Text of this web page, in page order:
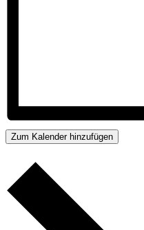
Zum Kalender hinzufügen